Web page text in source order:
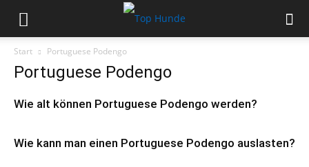
Start Portuguese Podengo
Portuguese Podengo
Wie alt können Portuguese Podengo werden?
Wie kann man einen Portuguese Podengo auslasten?